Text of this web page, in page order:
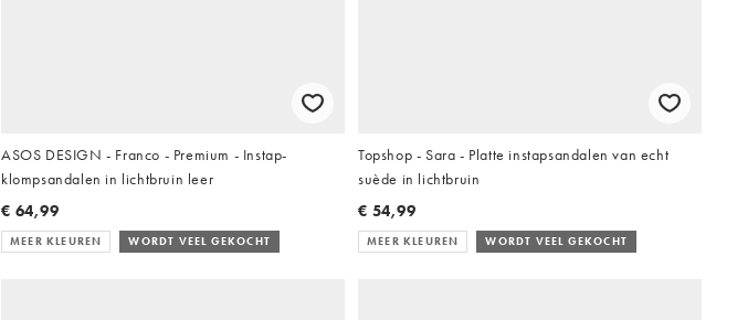
ASOS DESIGN - Franco - Premium - Instap-
klompsandalen in lichtbruin leer
€ 64,99
MEER KLEUREN WORDT VEEL GEKOCHT
Topshop - Sara - Platte instapsandalen van echt
suède in lichtbruin
€ 54,99
MEER KLEUREN WORDT VEEL GEKOCHT